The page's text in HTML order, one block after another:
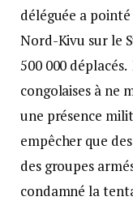
déléguée a
Nord-Kivu sur le
500 000
congolaises à ne
une présence
empêcher que
des groupes
condamné la